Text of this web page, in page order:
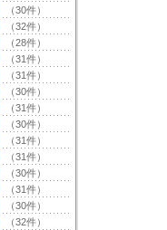
（30件）
（32件）
（28件）
（31件）
（31件）
（30件）
（31件）
（30件）
（31件）
（31件）
（30件）
（31件）
（30件）
（32件）